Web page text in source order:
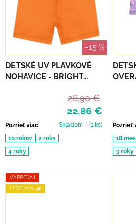
–15 %
DETSKÉ UV PLAVKOVÉ
NOHAVICE - BRIGHT
22,86 €
26,90 €
Pozrieť viac Skladom
(1 ks)
10 rokov
2 roky
4 roky
Pozrieť
18
3 roky
VÝPREDAJ
LETO 2026 🌊